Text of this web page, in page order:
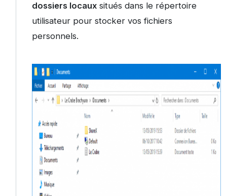
dossiers locauxsitués dans le répertoire
utilisateur pour stocker vos fichiers
personnels.